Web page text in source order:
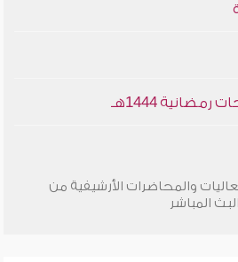
1444هـ
والمحاضرات الأرشيفية من
المباشر